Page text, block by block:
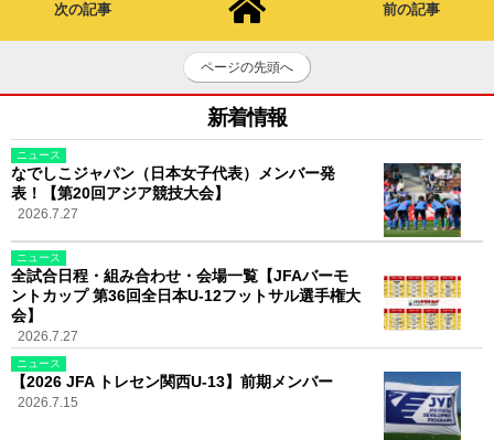
次の記事 前の記事
ページの先頭へ
新着情報
ニュース
なでしこジャパン（日本女子代表）メンバー発
表！【第20回アジア競技大会】
2026.7.27
ニュース
全試合日程・組み合わせ・会場一覧【JFAバーモ
ントカップ 第36回全日本U-12フットサル選手権大
会】
2026.7.27
ニュース
【2026 JFA トレセン関西U-13】前期メンバー
2026.7.15